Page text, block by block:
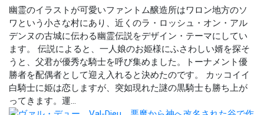
幽霊のイラストが可愛いファントム醸造所はワロン地方のソ
ワという小さな村にあり、近くのラ・ロッシュ・オン・アル
デンヌの古城に伝わる幽霊伝説をデザイン・テーマにしてい
ます。 伝説によると、一人娘のお姫様にふさわしい婿を探そ
うと、父君が優秀な騎士を呼び集めました。トーナメント優
勝者を配偶者として迎え入れると決めたのです。 カッコイイ
白騎士に姫は恋しますが、突如現れた謎の黒騎士も勝ち上が
ってきます。運...